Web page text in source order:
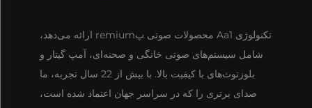
تکنولوژی Aa1 محصولات صوتی پremium ارائه می‌دهد،
شامل سیستم‌های صوتی خانگی و صحنه‌ای، آمپ گیتار و
بلوزتوث‌های با کیفیت بالا. با بیش از 22 سال تجربه، ما
صدای برتری را که در سراسر جهان اعتماد شده است،